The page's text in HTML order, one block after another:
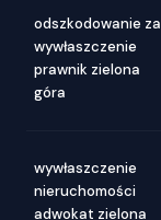
odszkodowanie za
wywłaszczenie
prawnik zielona
góra
wywłaszczenie
nieruchomości
adwokat zielona